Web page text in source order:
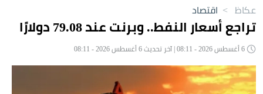
عكاظ > اقتصاد
تراجع أسعار النفط.. وبرنت عند 79.08 دولارًا